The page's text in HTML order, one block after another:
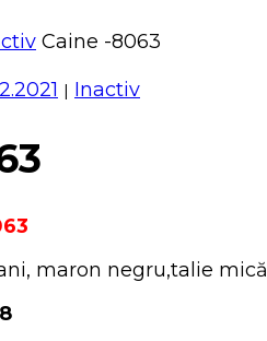
Caine -8063
| Inactiv
maron negru,talie mică